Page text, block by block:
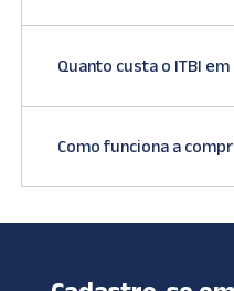
Quanto custa o ITBI
Como funciona a